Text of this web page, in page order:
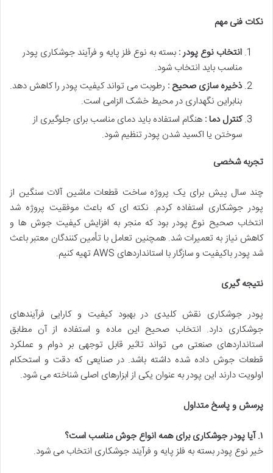
نکات فنی مهم
انتخاب نوع پودر : بسته به نوع فلز پایه و فرآیند جوشکاری پودر
مناسب باید انتخاب شود.
ذخیره سازی صحیح : رطوبت می تواند کیفیت پودر را کاهش دهد.
بنابراین نگهداری در محیط خشک الزامی است.
کنترل دما : هنگام استفاده باید دمای مناسب برای جلوگیری از
سوختن یا اکسید شدن پودر تنظیم شود.
تجربه شخصی
چند سال پیش برای یک پروژه ساخت قطعات ماشین آلات سنگین از
پودر جوشکاری استفاده کردم. نکته ای که باعث موفقیت پروژه شد
انتخاب صحیح نوع پودر بود که منجر به افزایش کیفیت جوش ها و
کاهش نیاز به تعمیرات شد. همچنین تعامل با تأمین کنندگان معتبر باعث
شد پودر باکیفیت و سازگار با استانداردهای AWS تهیه کنیم.
نتیجه گیری
پودر جوشکاری نقش کلیدی در بهبود کیفیت و کارایی فرآیندهای
جوشکاری دارد. انتخاب صحیح این ماده و استفاده از آن مطابق
استانداردهای صنعتی می تواند تاثیر قابل توجهی بر دوام و عملکرد
قطعات جوش داده شده داشته باشد. در صنایعی که دقت و استحکام
اولویت دارند این پودر به عنوان یکی از ابزارهای اصلی شناخته می شود.
پرسش و پاسخ متداول
۱.آیا پودر جوشکاری برای همه انواع جوش مناسب است؟
خیر نوع پودر بسته به فلز پایه و فرآیند جوشکاری انتخاب می شود.